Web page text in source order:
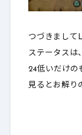
つづきまして
ステータスは
24低いだけの
見るとお解り